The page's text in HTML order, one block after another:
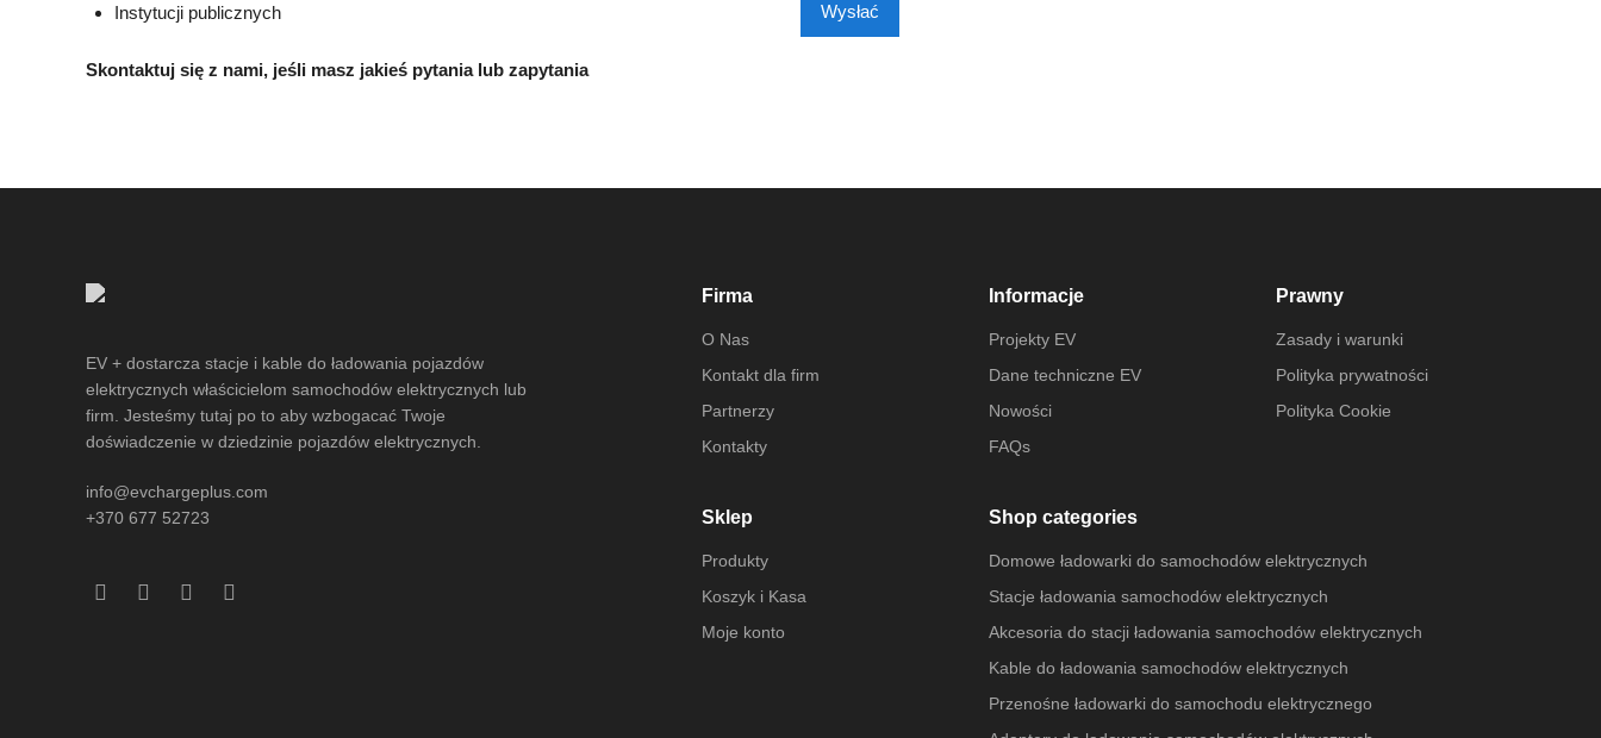
Instytucji publicznych
Skontaktuj się z nami, jeśli masz jakieś pytania lub zapytania
EV + dostarcza stacje i kable do ładowania pojazdów
elektrycznych właścicielom samochodów elektrycznych lub
firm. Jesteśmy tutaj po to aby wzbogacać Twoje
doświadczenie w dziedzinie pojazdów elektrycznych.
info@evchargeplus.com
+370 677 52723
Firma
O Nas
Kontakt dla firm
Partnerzy
Kontakty
Informacje
Projekty EV
Dane techniczne EV
Nowości
FAQs
Prawny
Zasady i warunki
Polityka prywatności
Polityka Cookie
Sklep
Produkty
Koszyk i Kasa
Moje konto
Shop categories
Domowe ładowarki do samochodów elektrycznych
Stacje ładowania samochodów elektrycznych
Akcesoria do stacji ładowania samochodów elektrycznych
Kable do ładowania samochodów elektrycznych
Przenośne ładowarki do samochodu elektrycznego